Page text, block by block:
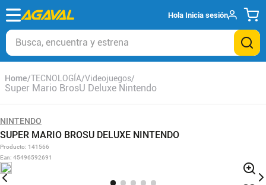
Hola Inicia sesión
Busca, encuentra y estrena
TECNOLOGÍA Videojuegos
Super Mario BrosU Deluxe Nintendo
NINTENDO
SUPER MARIO BROSU DELUXE NINTENDO
Producto: 141566
Ean: 45496592691